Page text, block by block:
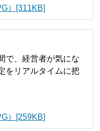
）[311KB]
で、経営者が気にな
をリアルタイムに把
）[259KB]